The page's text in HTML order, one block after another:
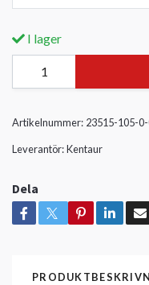
I lager
Artikelnummer: 23515-105-
Leverantör:Kentaur
Dela